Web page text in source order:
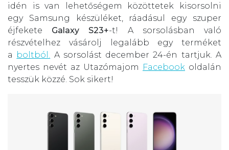
idén is van lehetőségem közöttetek kisorsolni
egy Samsung készüléket, ráadásul egy szuper
éjfekete Galaxy S23+-t! A sorsolásban való
részvételhez vásárolj legalább egy terméket
a boltból.
A sorsolást december 24-én tartjuk. A
nyertes nevét az Utazómajom Facebook oldalán
tesszük közzé. Sok sikert!